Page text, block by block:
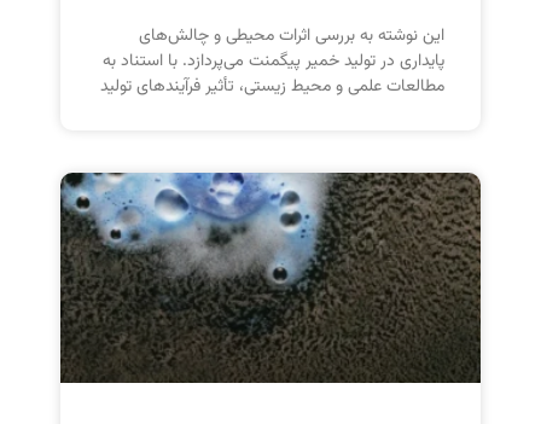
این نوشته به بررسی اثرات محیطی و چالش‌های
پایداری در تولید خمیر پیگمنت می‌پردازد. با استناد به
مطالعات علمی و محیط زیستی، تأثیر فرآیندهای تولید